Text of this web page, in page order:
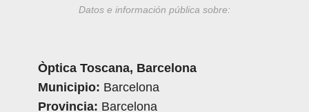
Datos e información pública sobre:
Òptica Toscana, Barcelona
Municipio: Barcelona
Provincia: Barcelona